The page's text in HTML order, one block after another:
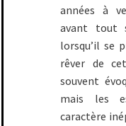
années à
avant tout
lorsqu’il se
rêver de
souvent
mais les
caractère